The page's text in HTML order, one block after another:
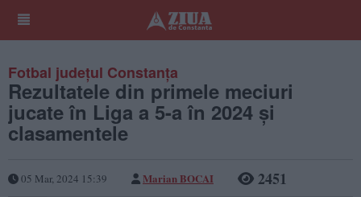
Fotbal județul Constanța
Rezultatele din primele meciuri
jucate în Liga a 5-a în 2024 și
clasamentele
05 Mar, 2024 15:39 Marian BOCAI 2451